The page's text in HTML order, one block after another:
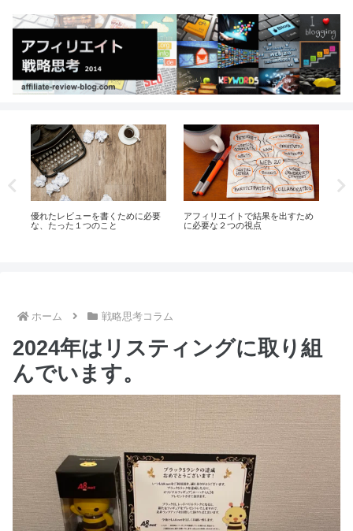
”アフィリエイト作業”と”報酬”のバ
ランスにおける「最適解」を探す
2024年はリスティングに取り組ん
でいます。
ホーム 戦略思考コラム
2024年はリスティングに取り組
んでいます。